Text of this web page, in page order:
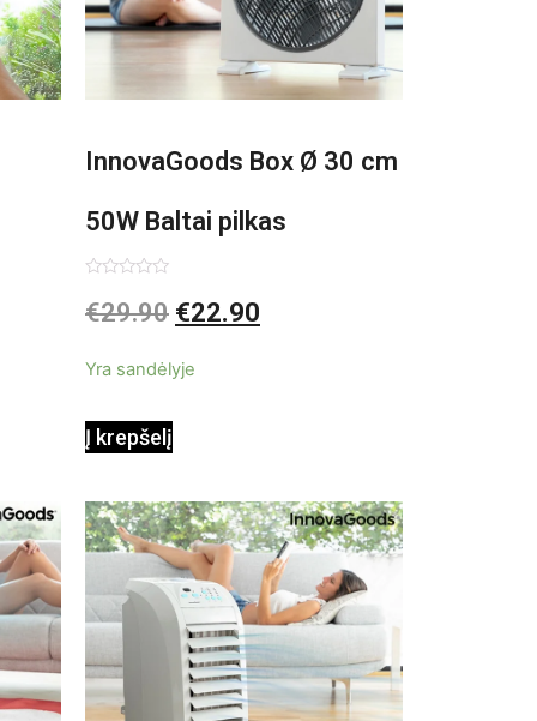
InnovaGoods Box Ø 30 cm
50W Baltai pilkas
pastatomas ventiliatorius
0
iš
€29.90 €22.90
Yra sandėlyje
Į krepšelį